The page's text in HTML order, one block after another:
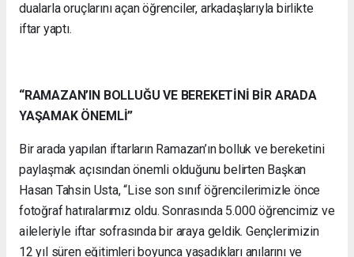
dualarla oruçlarını açan öğrenciler, arkadaşlarıyla birlikte
iftar yaptı.
“RAMAZAN’IN BOLLUĞU VE BEREKETİNİ BİR ARADA
YAŞAMAK ÖNEMLİ”
Bir arada yapılan iftarların Ramazan’ın bolluk ve bereketini
paylaşmak açısından önemli olduğunu belirten Başkan
Hasan Tahsin Usta, “Lise son sınıf öğrencilerimizle önce
fotoğraf hatıralarımız oldu. Sonrasında 5.000 öğrencimiz ve
aileleriyle iftar sofrasında bir araya geldik. Gençlerimizin
12 yıl süren eğitimleri boyunca yaşadıkları anılarını ve